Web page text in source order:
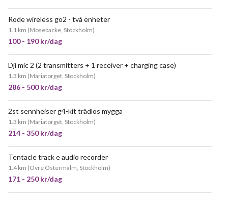
Rode wireless go2 - två enheter
1.1 km (Mosebacke, Stockholm)
100 - 190 kr/dag
Dji mic 2 (2 transmitters + 1 receiver + charging case)
1.3 km (Mariatorget, Stockholm)
286 - 500 kr/dag
2st sennheiser g4-kit trådlös mygga
1.3 km (Mariatorget, Stockholm)
214 - 350 kr/dag
Tentacle track e audio recorder
1.4 km (Övre Östermalm, Stockholm)
171 - 250 kr/dag